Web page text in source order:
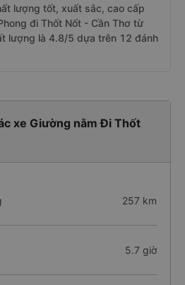
lượng tốt, xuất sắc, cao cấp
đi Thốt Nốt - Cần Thơ từ
lượng là 4.8/5 dựa trên 12 đánh
xe Giường nằm Đi Thốt
257 km
5.7 giờ